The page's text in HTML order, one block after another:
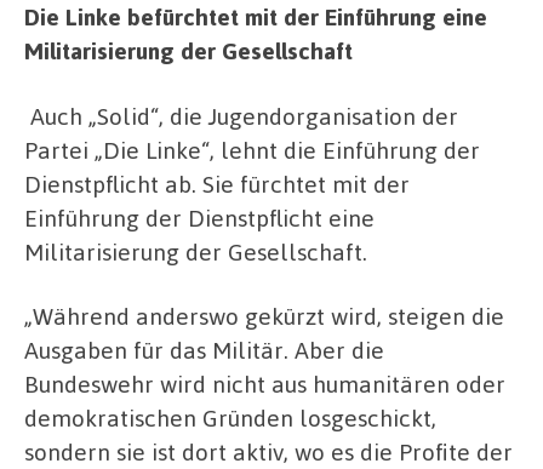
Die Linke befürchtet mit der Einführung eine
Militarisierung der Gesellschaft
Auch „Solid“, die Jugendorganisation der
Partei „Die Linke“, lehnt die Einführung der
Dienstpflicht ab. Sie fürchtet mit der
Einführung der Dienstpflicht eine
Militarisierung der Gesellschaft.
„Während anderswo gekürzt wird, steigen die
Ausgaben für das Militär. Aber die
Bundeswehr wird nicht aus humanitären oder
demokratischen Gründen losgeschickt,
sondern sie ist dort aktiv, wo es die Profite der